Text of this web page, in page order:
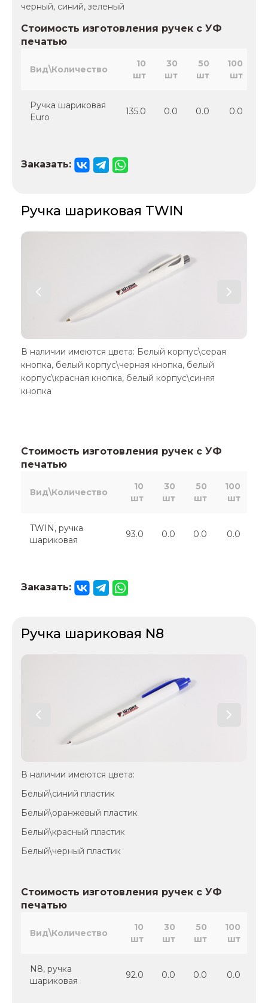
черный, синий, зеленый
Стоимость изготовления ручек с УФ
печатью
Вид\Количество
10
шт
30
шт
50
шт
100
шт
Ручка шариковая
Euro
135.0 0.0 0.0 0.0
Заказать:
Ручка шариковая TWIN
В наличии имеются цвета: Белый корпус\серая
кнопка, белый корпус\черная кнопка, белый
корпус\красная кнопка, белый корпус\синяя
кнопка
Стоимость изготовления ручек с УФ
печатью
Вид\Количество
10
шт
30
шт
50
шт
100
шт
TWIN, ручка
шариковая
93.0 0.0 0.0 0.0
Заказать:
Ручка шариковая N8
В наличии имеются цвета:
Белый\синий пластик
Белый\оранжевый пластик
Белый\красный пластик
Белый\черный пластик
Стоимость изготовления ручек с УФ
печатью
Вид\Количество
10
шт
30
шт
50
шт
100
шт
N8, ручка
шариковая
92.0 0.0 0.0 0.0